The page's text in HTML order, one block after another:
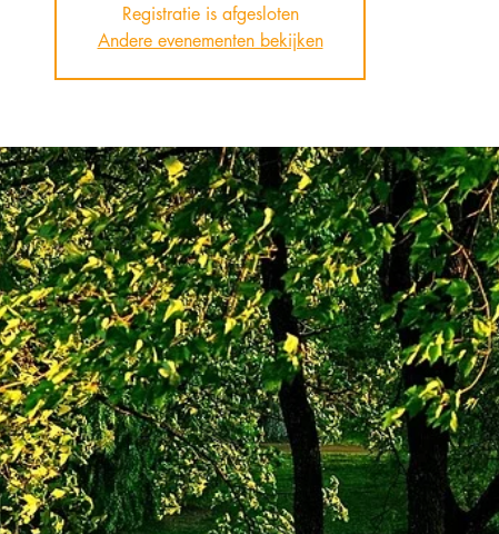
Registratie is afgesloten
Andere evenementen bekijken